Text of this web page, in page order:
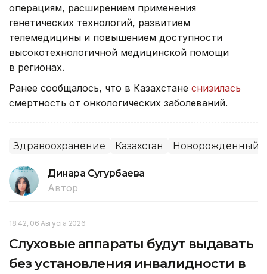
операциям, расширением применения
генетических технологий, развитием
телемедицины и повышением доступности
высокотехнологичной медицинской помощи
в регионах.
Ранее сообщалось, что в Казахстане снизилась
смертность от онкологических заболеваний.
Здравоохранение Казахстан Новорожденный
Динара Сугурбаева
Автор
18:42, 06 Августа 2026
Слуховые аппараты будут выдавать
без установления инвалидности в